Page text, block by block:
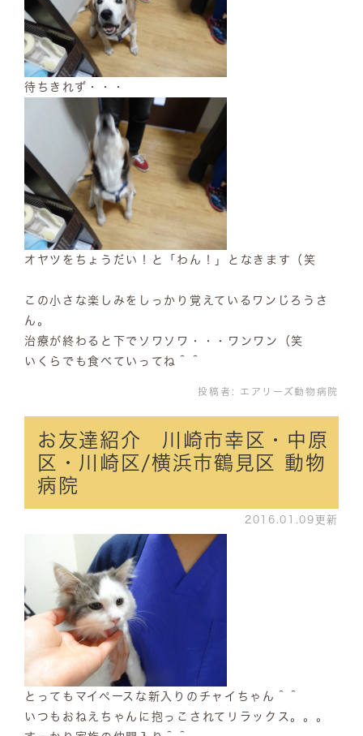
待ちきれず・・・
オヤツをちょうだい！と「わん！」となきます（笑
この小さな楽しみをしっかり覚えているワンじろうさ
ん。
治療が終わると下でソワソワ・・・ワンワン（笑
いくらでも食べていってね＾＾
投稿者: エアリーズ動物病院
お友達紹介 川崎市幸区・中原
区・川崎区/横浜市鶴見区 動物
病院
2016.01.09更新
とってもマイペースな新入りのチャイちゃん＾＾
いつもおねえちゃんに抱っこされてリラックス。。。